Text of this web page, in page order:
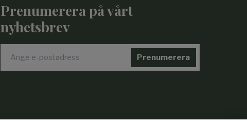
Prenumerera på vårt
nyhetsbrev
Prenumerera